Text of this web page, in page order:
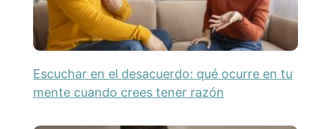
Escuchar en el desacuerdo: qué ocurre en tu
mente cuando crees tener razón